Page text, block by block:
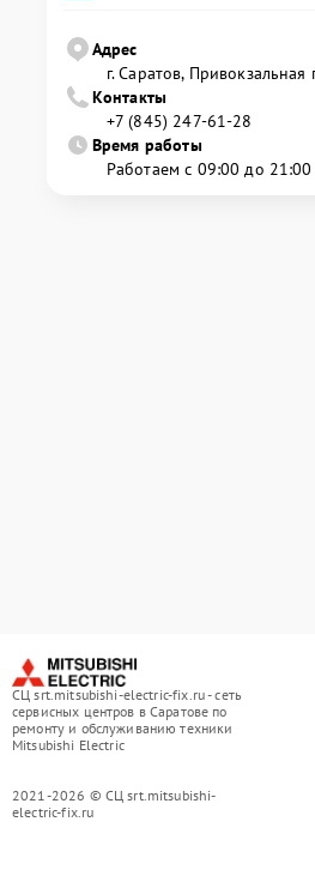
Адрес
г. Саратов,
Контакты
+7 (845) 247-61-28
Время работы
Работаем с 09:00 до 21:00
СЦ srt.mitsubishi-electric-fix.ru - сеть
сервисных центров в Саратове по
ремонту и обслуживанию техники
Mitsubishi Electric
2021-2026 © СЦ srt.mitsubishi-
electric-fix.ru